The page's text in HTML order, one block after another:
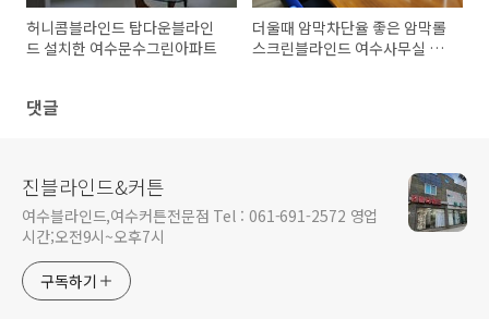
허니콤블라인드 탑다운블라인
드 설치한 여수문수그린아파트
더울때 암막차단율 좋은 암막롤
스크린블라인드 여수사무실 시
댓글
진블라인드&커튼
여수블라인드,여수커튼전문점 Tel : 061-691-2572 영업
시간;오전9시~오후7시
구독하기